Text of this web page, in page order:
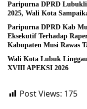
Paripurna DPRD
2025, Wali Kota
Paripurna DPRD Kab
Eksekutif Terhadap
Kabupaten Musi Rawas
Wali Kota Lubuk
XVIII APEKSI 2026
Post Views: 175